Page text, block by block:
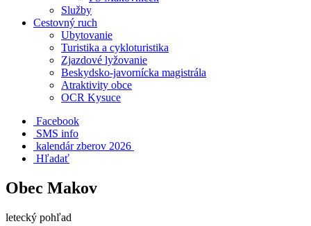
Služby
Cestovný ruch
Ubytovanie
Turistika a cykloturistika
Zjazdové lyžovanie
Beskydsko-javornícka magistrála
Atraktivity obce
OCR Kysuce
Facebook
SMS info
​ kalendár zberov 2026
Hľadať
Obec Makov
letecký pohľad